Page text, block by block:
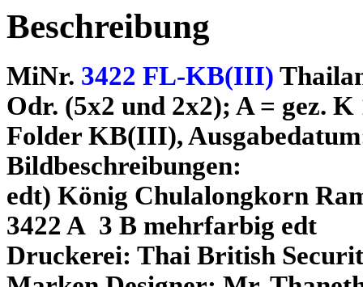
Beschreibung
MiNr. 3422 FL-KB(III)
Odr. (5x2 und 2x2); A = gez. K
Folder KB(III),
Bildbeschreibungen:
edt) König Chulalongkorn
3422 A 3 B mehrfarbig edt
Druckerei: Thai British